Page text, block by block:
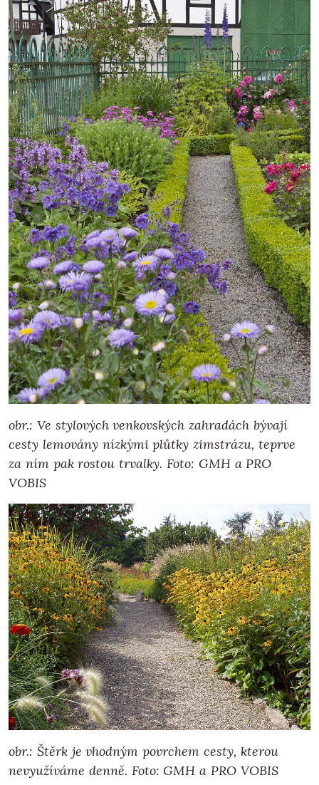
obr.: Ve stylových venkovských zahradách bývají
cesty lemovány nízkými plůtky zimstrázu, teprve
za ním pak rostou trvalky. Foto: GMH a PRO
VOBIS
obr.: Štěrk je vhodným povrchem cesty, kterou
nevyužíváme denně. Foto: GMH a PRO VOBIS